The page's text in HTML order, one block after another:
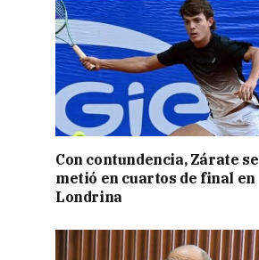
Con contundencia, Zárate se
metió en cuartos de final en
Londrina